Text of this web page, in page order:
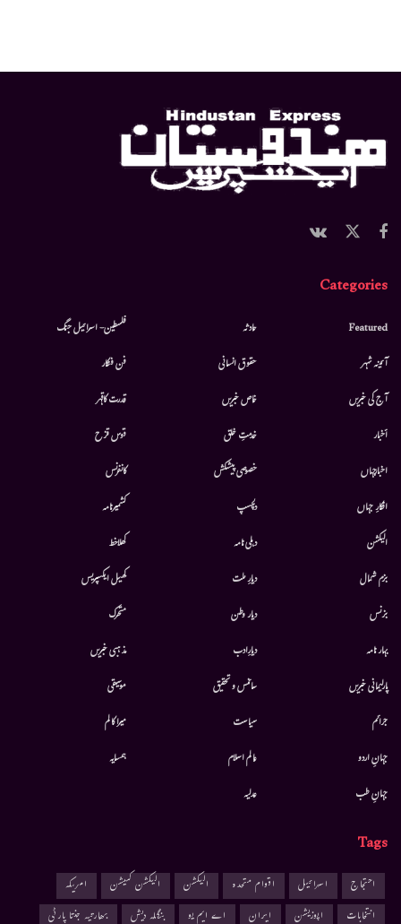
Categories
Featured
آئینہ شہر
آج کی خبریں
أخبار
اخبارجہاں
افکارِ جہاں
الیکشن
بزم شمال
بزنس
بہار نامہ
پارلیمانی خبریں
جرائم
جہانِ اردو
جہانِ طب
حادثہ
حقوق انسانی
خاص خبریں
خدمتِ خلق
خصوصی پیشکش
دلچسپ
دہلی نامہ
دیارِ ملت
دیار وطن
دیارِادب
سائنس و تحقیق
سیاست
عالم اسلام
عدلیہ
فلسطین- اسرائیل جنگ
فن فنکار
قدرت کاقہر
قوس قزح
کانفرنس
کشمیرنامہ
کھلاخط
کھیل ایکسپریس
متحرك
مذہبی خبریں
موسيقى
میرا کالم
ہمسایہ
Tags
احتجاج اسرائیل اقوام متحدہ الیکشن الیکشن کمیشن
امریکہ
انتخابات
اپوزیشن ایران اے ایم یو بنگلہ دیش بھارتیہ جنتا پارٹی